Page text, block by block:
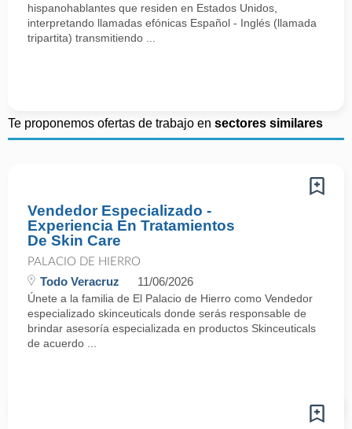
hispanohablantes que residen en Estados Unidos,
interpretando llamadas efónicas Español - Inglés (llamada
tripartita) transmitiendo ...
Te proponemos ofertas de trabajo en sectores similares
Vendedor Especializado -
Experiencia En Tratamientos
De Skin Care
PALACIO DE HIERRO
Todo Veracruz 11/06/2026
Únete a la familia de El Palacio de Hierro como Vendedor
especializado skinceuticals donde serás responsable de
brindar asesoría especializada en productos Skinceuticals
de acuerdo ...